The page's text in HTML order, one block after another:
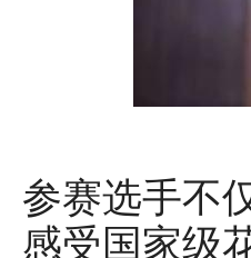
参赛选手不
感受国家级